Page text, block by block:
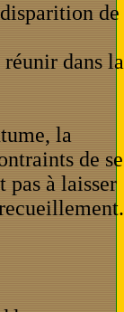
de
dans la
la
de se
pas à laisser
.